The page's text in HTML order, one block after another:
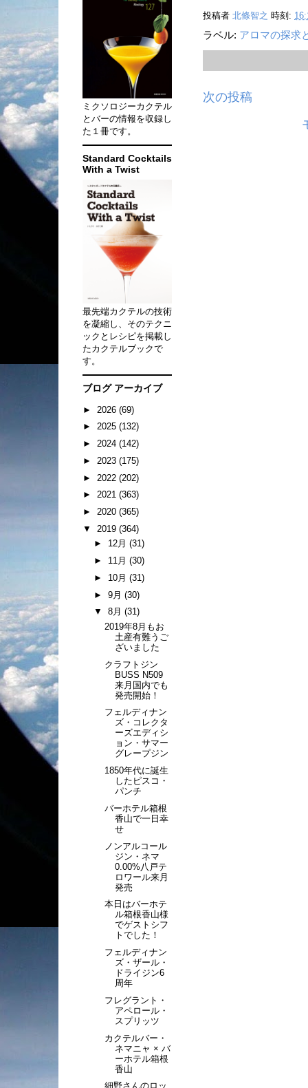
投稿者 北條智之 時刻:
ラベル: アロマの探求
次の投稿
ミクソロジーカクテル
とバーの情報を収録し
た１冊です。
Standard Cocktails
With a Twist
最先端カクテルの技術
を凝縮し、そのテクニ
ックとレシピを掲載し
たカクテルブックで
す。
ブログ アーカイブ
► 2026 (69)
► 2025 (132)
► 2024 (142)
► 2023 (175)
► 2022 (202)
► 2021 (363)
► 2020 (365)
▼ 2019 (364)
► 12月 (31)
► 11月 (30)
► 10月 (31)
► 9月 (30)
▼ 8月 (31)
2019年8月もお
土産有難うご
ざいました
クラフトジン
BUSS N509
来月国内でも
発売開始！
フェルディナン
ズ・コレクタ
ーズエディシ
ョン・サマー
グレープジン
1850年代に誕生
したピスコ・
パンチ
バーホテル箱根
香山で一日幸
せ
ノンアルコール
ジン・ネマ
0.00%八戸テ
ロワール来月
発売
本日はバーホテ
ル箱根香山様
でゲストシフ
トでした！
フェルディナン
ズ・ザール・
ドライジン6
周年
フレグラント・
アペロール・
スプリッツ
カクテルバー・
ネマニャ × バ
ーホテル箱根
香山
細野さんのロッ